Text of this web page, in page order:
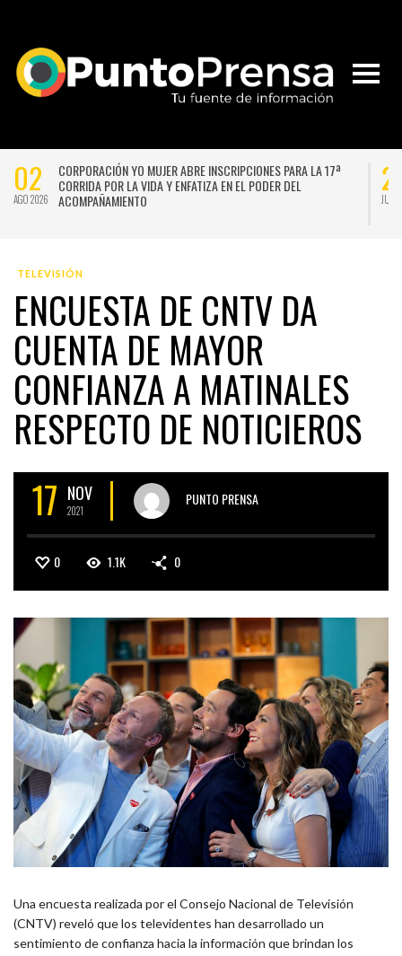
02
AGO 2026
CORPORACIÓN YO MUJER ABRE INSCRIPCIONES PARA LA 17ª
CORRIDA POR LA VIDA Y ENFATIZA EN EL PODER DEL
ACOMPAÑAMIENTO
JUL
TELEVISIÓN
ENCUESTA DE CNTV DA
CUENTA DE MAYOR
CONFIANZA A MATINALES
RESPECTO DE NOTICIEROS
17 NOV
2021
PUNTO PRENSA
0 1.1K 0
Una encuesta realizada por el Consejo Nacional de Televisión
(CNTV) reveló que los televidentes han desarrollado un
sentimiento de confianza hacia la información que brindan los